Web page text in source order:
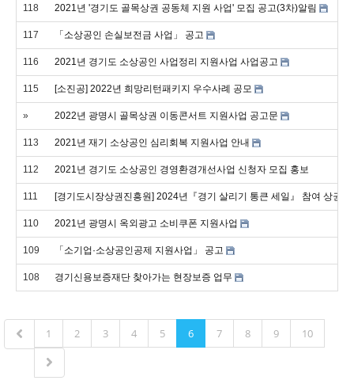
118 2021년 '경기도 골목상권 공동체 지원 사업' 모집 공고(3차)알림
117 「소상공인 손실보전금 사업」 공고
116 2021년 경기도 소상공인 사업정리 지원사업 사업공고
115 [소진공] 2022년 희망리턴패키지 우수사례 공모
» 2022년 광명시 골목상권 이동콘서트 지원사업 공고문
113 2021년 재기 소상공인 심리회복 지원사업 안내
112 2021년 경기도 소상공인 경영환경개선사업 신청자 모집 홍보
111 [경기도시장상권진흥원] 2024년『경기 살리기 통큰 세일』 참여 상권
110 2021년 광명시 옥외광고 소비쿠폰 지원사업
109 「소기업·소상공인공제 지원사업」 공고
108 경기신용보증재단 찾아가는 현장보증 업무
1 2 3 4 5 6 7 8 9 10